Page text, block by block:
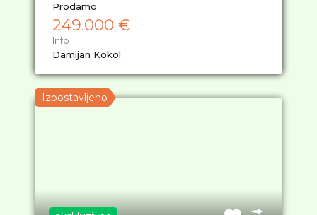
Prodamo
249.000 €
Info
Damijan Kokol
Izpostavljeno